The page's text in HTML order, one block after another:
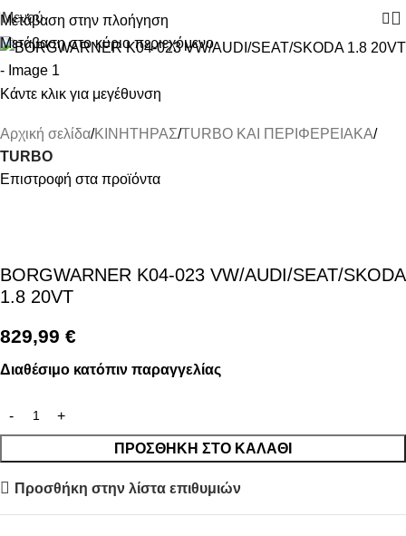
Μετάβαση στην πλοήγηση
Μετάβαση στο κύριο περιεχόμενο
Μενού
Κάντε κλικ για μεγέθυνση
Αρχική σελίδα ΚΙΝΗΤΗΡΑΣ TURBO ΚΑΙ ΠΕΡΙΦΕΡΕΙΑΚΑ
TURBO
Επιστροφή στα προϊόντα
BORGWARNER K04-023 VW/AUDI/SEAT/SKODA
1.8 20VT
829,99 €
Διαθέσιμο κατόπιν παραγγελίας
ΠΡΟΣΘΉΚΗ ΣΤΟ ΚΑΛΆΘΙ
Προσθήκη στην λίστα επιθυμιών